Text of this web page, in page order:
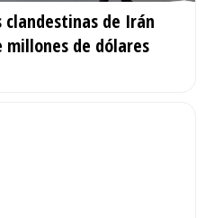
clandestinas de Irán
millones de dólares